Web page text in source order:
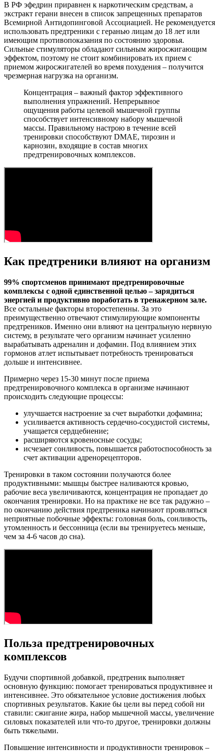
В РФ эфедрин приравнен к наркотическим средствам, а
экстракт герани внесен в список запрещенных препаратов
Всемирной Антидопинговой Ассоциацией. Не рекомендуется
использовать предтреники с геранью лицам до 18 лет или
имеющим противопоказания по состоянию здоровья.
Сильные стимуляторы обладают сильным жиросжигающим
эффектом, поэтому не стоит комбинировать их прием с
приемом жиросжигателей во время похудения – получится
чрезмерная нагрузка на организм.
Концентрация – важный фактор эффективного
выполнения упражнений. Непрерывное
ощущения работы целевой мышечной группы
способствует интенсивному набору мышечной
массы. Правильному настрою в течение всей
тренировки способствуют DMAE, тирозин и
карнозин, входящие в состав многих
предтренировочных комплексов.
Как предтреники влияют на организм
99% спортсменов принимают предтренировочные
комплексы с одной единственной целью – зарядиться
энергией и продуктивно поработать в тренажерном зале.
Все остальные факторы второстепенны. За это
преимущественно отвечают стимулирующие компоненты
предтреников. Именно они влияют на центральную нервную
систему, в результате чего организм начинает усиленно
вырабатывать адреналин и дофамин. Под влиянием этих
гормонов атлет испытывает потребность тренироваться
дольше и интенсивнее.
Примерно через 15-30 минут после приема
предтренировочного комплекса в организме начинают
происходить следующие процессы:
улучшается настроение за счет выработки дофамина;
усиливается активность сердечно-сосудистой системы,
учащается сердцебиение;
расширяются кровеносные сосуды;
исчезает сонливость, повышается работоспособность за
счет активации адренорецепторов.
Тренировки в таком состоянии получаются более
продуктивными: мышцы быстрее наливаются кровью,
рабочие веса увеличиваются, концентрация не пропадает до
окончания тренировки. Но на практике не все так радужно –
по окончанию действия предтреника начинают проявляться
неприятные побочные эффекты: головная боль, сонливость,
утомленность и бессонница (если вы тренируетесь меньше,
чем за 4-6 часов до сна).
Польза предтренировочных
комплексов
Будучи спортивной добавкой, предтреник выполняет
основную функцию: помогает тренироваться продуктивнее и
интенсивнее. Это обязательное условие достижения любых
спортивных результатов. Какие бы цели вы перед собой ни
ставили: сжигание жира, набор мышечной массы, увеличение
силовых показателей или что-то другое, тренировки должны
быть тяжелыми.
Повышение интенсивности и продуктивности тренировок –